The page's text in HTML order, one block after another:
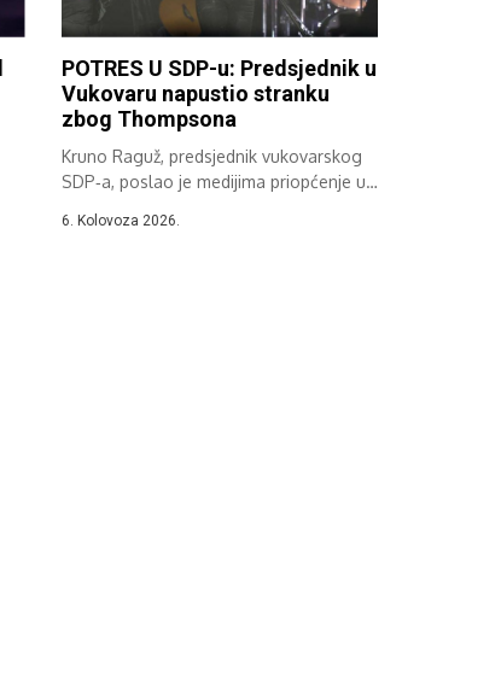
POTRES U SDP-u: Predsjednik u
Vukovaru napustio stranku
zbog Thompsona
Kruno Raguž, predsjednik vukovarskog
SDP‑a, poslao je medijima priopćenje u
6. Kolovoza 2026.